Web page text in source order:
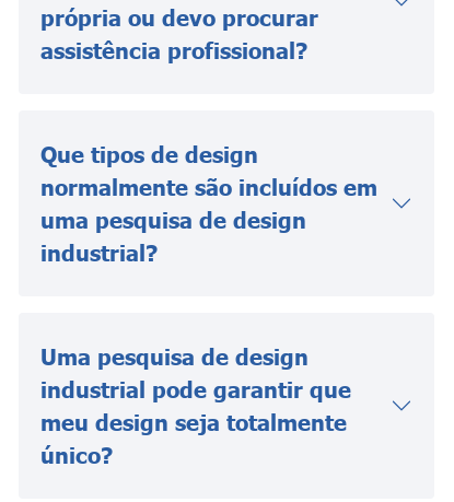
própria ou devo procurar
assistência profissional?
Que tipos de design
normalmente são incluídos em
uma pesquisa de design
industrial?
Uma pesquisa de design
industrial pode garantir que
meu design seja totalmente
único?